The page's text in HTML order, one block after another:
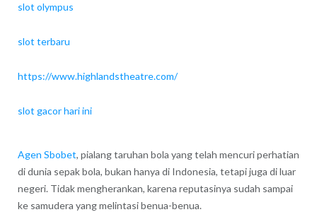
slot olympus
slot terbaru
https://www.highlandstheatre.com/
slot gacor hari ini
Agen Sbobet, pialang taruhan bola yang telah mencuri perhatian
di dunia sepak bola, bukan hanya di Indonesia, tetapi juga di luar
negeri. Tidak mengherankan, karena reputasinya sudah sampai
ke samudera yang melintasi benua-benua.